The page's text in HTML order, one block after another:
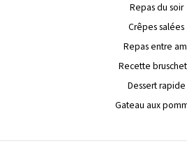
Repas du soir
Crêpes salées
Repas entre
Recette
Dessert rapide
Gateau aux